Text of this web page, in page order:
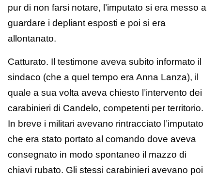
pur di non farsi notare, l’imputato si era messo a
guardare i depliant esposti e poi si era
allontanato.
Catturato. Il testimone aveva subito informato il
sindaco (che a quel tempo era Anna Lanza), il
quale a sua volta aveva chiesto l’intervento dei
carabinieri di Candelo, competenti per territorio.
In breve i militari avevano rintracciato l’imputato
che era stato portato al comando dove aveva
consegnato in modo spontaneo il mazzo di
chiavi rubato. Gli stessi carabinieri avevano poi